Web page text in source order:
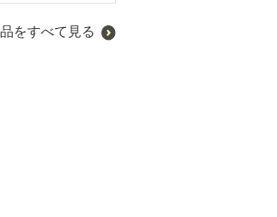
をすべて見る